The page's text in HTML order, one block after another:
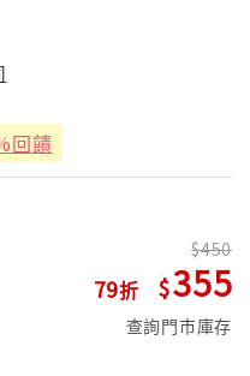
回饋
79
450
355
查詢門市庫存